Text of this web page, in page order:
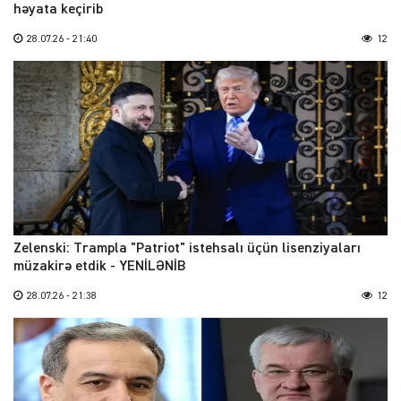
həyata keçirib
28.07.26 - 21:40 12
Zelenski: Trampla "Patriot" istehsalı üçün lisenziyaları
müzakirə etdik - YENİLƏNİB
28.07.26 - 21:38 12